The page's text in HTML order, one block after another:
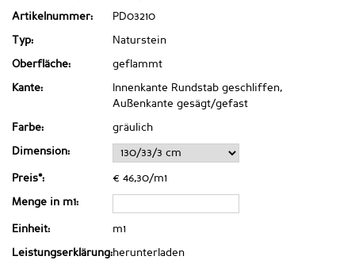
Artikelnummer: PD03210
Typ: Naturstein
Oberfläche: geflammt
Kante:
Innenkante Rundstab geschliffen,
Außenkante gesägt/gefast
Farbe: gräulich
Dimension:
Preis*: € 46,30/m1
Menge in m1:
Einheit: m1
Leistungserklärung:herunterladen